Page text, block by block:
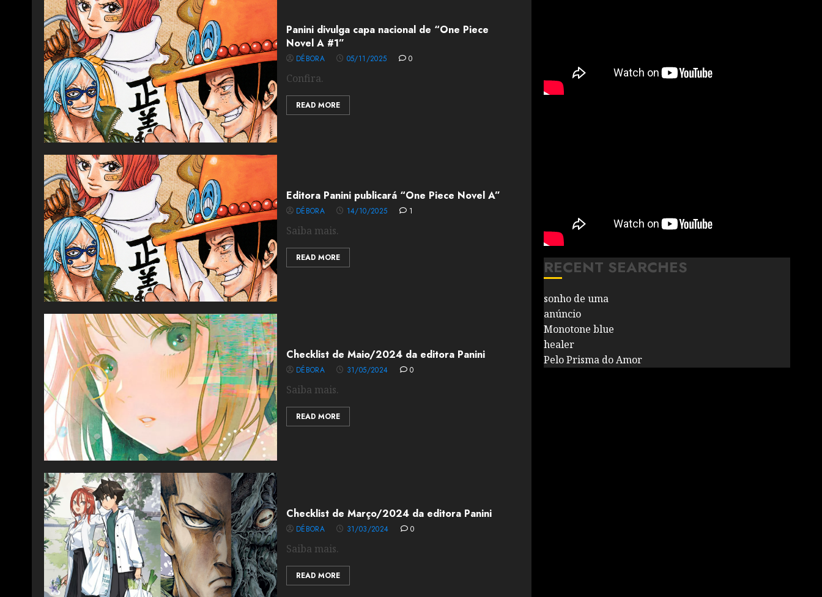
Panini divulga capa nacional de “One Piece
Novel A #1”
DÉBORA 05/11/2025 0
Confira.
READ MORE
Editora Panini publicará “One Piece Novel A”
DÉBORA 14/10/2025 1
Saiba mais.
READ MORE
Checklist de Maio/2024 da editora Panini
DÉBORA 31/05/2024 0
Saiba mais.
READ MORE
Checklist de Março/2024 da editora Panini
DÉBORA 31/03/2024 0
Saiba mais.
READ MORE
RECENT SEARCHES
sonho de uma
anúncio
Monotone blue
healer
Pelo Prisma do Amor